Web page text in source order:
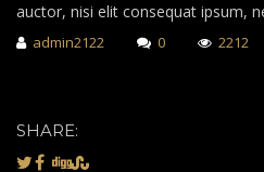
auctor, nisi elit consequat ipsum,
admin2122 0 2212
SHARE: